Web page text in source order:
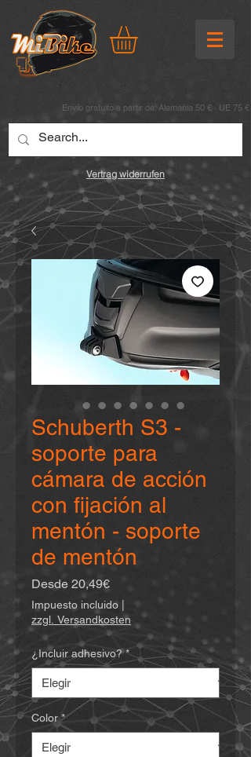
Envío gratuito a partir de: Alemania 50 € · UE 75 €
Vertrag widerrufen
Schuberth S3 -
soporte para
cámara de acción
con fijación al
mentón - soporte
de mentón
Desde 20,49€Precio
de
oferta
Impuesto incluido
zzgl. Versandkosten
¿Incluir adhesivo? *
Color *